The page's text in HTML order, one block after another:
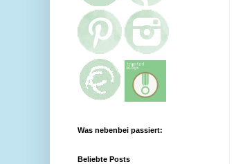
Was nebenbei passiert:
Beliebte Posts